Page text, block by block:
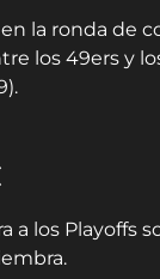
la ronda de
los 49ers y
los Playoffs